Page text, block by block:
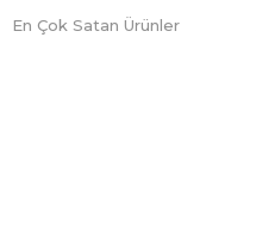
En Çok Satan Ürünler